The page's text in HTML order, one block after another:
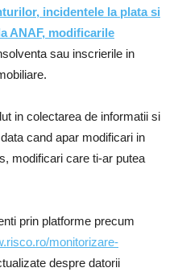
incidentele la plata si
ANAF, modificarile
sau inscrierile in
in colectarea de informatii si
cand apar modificari in
modificari care ti-ar putea
prin platforme precum
monitorizare-
despre datorii